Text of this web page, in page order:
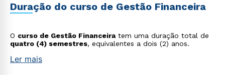
Duração do curso de Gestão Financeira
O curso de Gestão Financeiratem uma duração total de
quatro (4) semestres, equivalentes a dois (2) anos.
Ler mais